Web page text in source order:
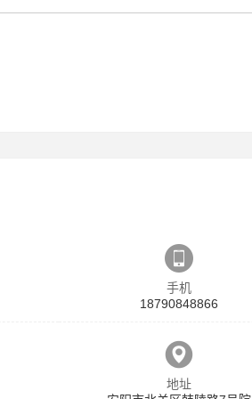
手机
18790848866
地址